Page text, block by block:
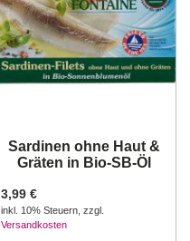
Sardinen ohne Haut &
Gräten in Bio-SB-Öl
3,99 €
inkl. 10% Steuern ,zzgl.
Versandkosten